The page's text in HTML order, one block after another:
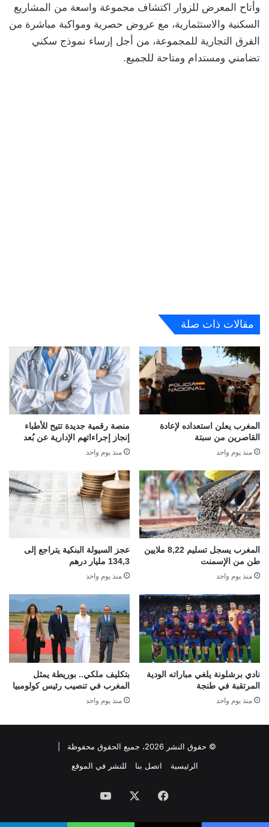
وأتاح المعرض للزوار اكتشاف مجموعة واسعة من المشاريع
السكنية والاستثمارية، مع عروض حصرية ومواكبة مباشرة من
الفرق التجارية للمجموعة، من أجل إرساء نموذج سكني
تضامني ومستدام ومتاحة للجميع.
مقالات ذات صلة
المغرب يعلن استعداده لإعادة
القاصرين من سبتة
منذ يوم واحد
منصة رقمية جديدة تتيح للأطباء
إنجاز إجراءاتهم الإدارية عن بُعد
منذ يوم واحد
المغرب يسجل تسليم 8,22 ملايين
طن من الإسمنت
منذ يوم واحد
عجز السيولة البنكية يتراجع إلى
134,3 مليار درهم
منذ يوم واحد
نادي برشلونة يلغي مباراته الودية
المرتقبة في طنجة
منذ يوم واحد
بتكليف ملكي.. بوريطة يمثل
المغرب في تنصيب رئيس كولومبيا
منذ يوم واحد
© حقوق النشر 2026، جميع الحقوق محفوظة |
الرئيسية
اتصل بنا للنشر في الموقع
فيسبوك